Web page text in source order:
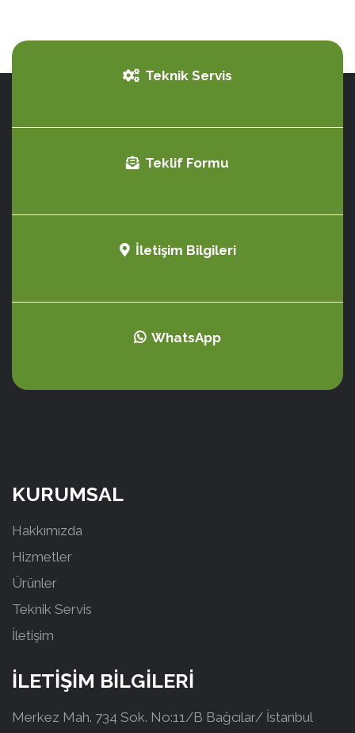
Teknik Servis
Teklif Formu
İletişim Bilgileri
WhatsApp
KURUMSAL
Hakkımızda
Hizmetler
Ürünler
Teknik Servis
İletişim
İLETİŞİM BİLGİLERİ
Merkez Mah. 734 Sok. No:11/B Bağcılar/ İstanbul